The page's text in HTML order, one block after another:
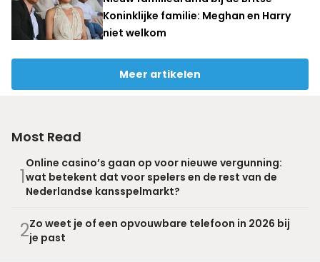
Koninklijke familie: Meghan en Harry
niet welkom
Meer artikelen
Most Read
1
Online casino’s gaan op voor nieuwe vergunning:
wat betekent dat voor spelers en de rest van de
Nederlandse kansspelmarkt?
2Zo weet je of een opvouwbare telefoon in 2026 bij
je past